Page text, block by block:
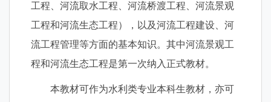
工程、河流取水工程、河流桥渡工程、河流景观
工程和河流生态工程），以及河流工程建设、河
流工程管理等方面的基本知识。其中河流景观工
程和河流生态工程是第一次纳入正式教材。
本教材可作为水利类专业本科生教材，亦可